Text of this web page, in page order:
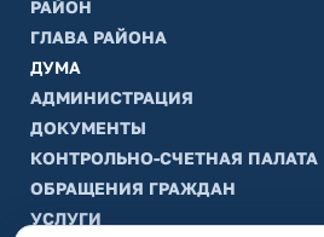
РАЙОН
ГЛАВА РАЙОНА
ДУМА
АДМИНИСТРАЦИЯ
ДОКУМЕНТЫ
КОНТРОЛЬНО-СЧЕТНАЯ ПАЛАТА
ОБРАЩЕНИЯ ГРАЖДАН
УСЛУГИ